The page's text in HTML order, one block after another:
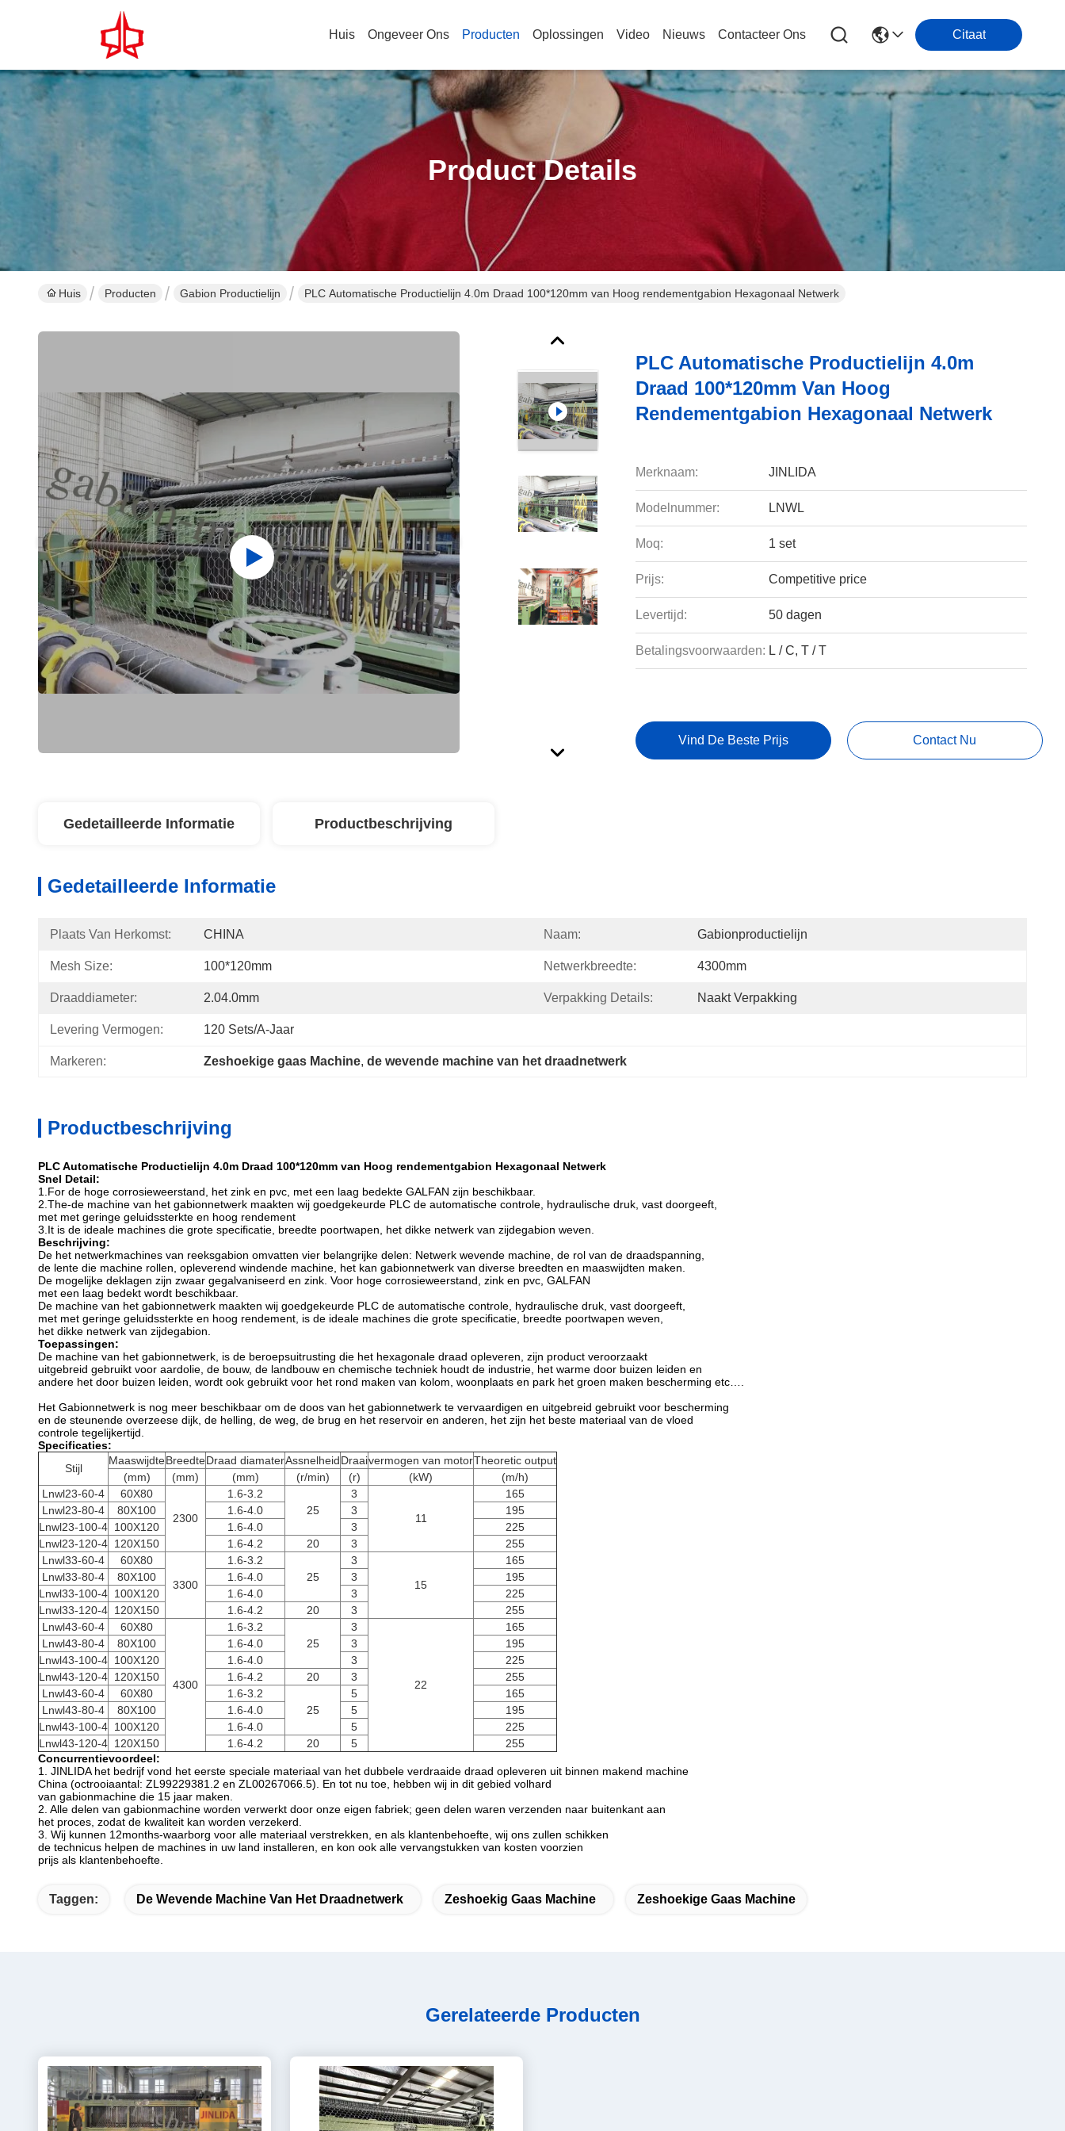
Huis Ongeveer Ons Producten Oplossingen Video Nieuws Contacteer Ons Citaat
Product Details
Huis Producten Gabion Productielijn PLC Automatische Productielijn 4.0m Draad 100*120mm van Hoog rendementgabion Hexagonaal Netwerk
PLC Automatische Productielijn 4.0m
Draad 100*120mm Van Hoog
Rendementgabion Hexagonaal Netwerk
Merknaam: JINLIDA
Modelnummer: LNWL
Moq: 1 set
Prijs: Competitive price
Levertijd: 50 dagen
Betalingsvoorwaarden: L / C, T / T
Vind De Beste Prijs Contact Nu
Gedetailleerde Informatie Productbeschrijving
Gedetailleerde Informatie
Plaats Van Herkomst: CHINA Naam: Gabionproductielijn
Mesh Size: 100*120mm Netwerkbreedte: 4300mm
Draaddiameter: 2.04.0mm Verpakking Details: Naakt Verpakking
Levering Vermogen: 120 Sets/a-Jaar
Markeren: Zeshoekige gaas Machine, de wevende machine van het draadnetwerk
Productbeschrijving
PLC Automatische Productielijn 4.0m Draad 100*120mm van Hoog rendementgabion Hexagonaal Netwerk
Snel Detail:
1.For de hoge corrosieweerstand, het zink en pvc, met een laag bedekte GALFAN zijn beschikbaar.
2.The-de machine van het gabionnetwerk maakten wij goedgekeurde PLC de automatische controle, hydraulische druk, vast doorgeeft,
met met geringe geluidssterkte en hoog rendement
3.It is de ideale machines die grote specificatie, breedte poortwapen, het dikke netwerk van zijdegabion weven.
Beschrijving:
De het netwerkmachines van reeksgabion omvatten vier belangrijke delen: Netwerk wevende machine, de rol van de draadspanning,
de lente die machine rollen, opleverend windende machine, het kan gabionnetwerk van diverse breedten en maaswijdten maken.
De mogelijke deklagen zijn zwaar gegalvaniseerd en zink. Voor hoge corrosieweerstand, zink en pvc, GALFAN
met een laag bedekt wordt beschikbaar.
De machine van het gabionnetwerk maakten wij goedgekeurde PLC de automatische controle, hydraulische druk, vast doorgeeft,
met met geringe geluidssterkte en hoog rendement, is de ideale machines die grote specificatie, breedte poortwapen weven,
het dikke netwerk van zijdegabion.
Toepassingen:
De machine van het gabionnetwerk, is de beroepsuitrusting die het hexagonale draad opleveren, zijn product veroorzaakt
uitgebreid gebruikt voor aardolie, de bouw, de landbouw en chemische techniek houdt de industrie, het warme door buizen leiden en
andere het door buizen leiden, wordt ook gebruikt voor het rond maken van kolom, woonplaats en park het groen maken bescherming etc….
Het Gabionnetwerk is nog meer beschikbaar om de doos van het gabionnetwerk te vervaardigen en uitgebreid gebruikt voor bescherming
en de steunende overzeese dijk, de helling, de weg, de brug en het reservoir en anderen, het zijn het beste materiaal van de vloed
controle tegelijkertijd.
Specificaties:
Stijl
MaaswijdteBreedteDraad diamaterAssnelheidDraaivermogen van motorTheoretic output
(mm)
(mm) (mm) (r/min) (r) (kW)
(m/h)
Lnwl23-60-4
60X80
2300
1.6-3.2
25
3
11
165
Lnwl23-80-4
80X100 1.6-4.0 3
195
Lnwl23-100-4 100X120 1.6-4.0 3
225
Lnwl23-120-4 120X150 1.6-4.2 20 3
255
Lnwl33-60-4
60X80
3300
1.6-3.2
25
3
15
165
Lnwl33-80-4
80X100 1.6-4.0 3
195
Lnwl33-100-4 100X120 1.6-4.0 3
225
Lnwl33-120-4 120X150 1.6-4.2 20 3
255
Lnwl43-60-4
60X80
4300
1.6-3.2
25
3
22
165
Lnwl43-80-4
80X100 1.6-4.0 3
195
Lnwl43-100-4 100X120 1.6-4.0 3
225
Lnwl43-120-4 120X150 1.6-4.2 20 3
255
Lnwl43-60-4
60X80
1.6-3.2
25
5
165
Lnwl43-80-4
80X100 1.6-4.0 5
195
Lnwl43-100-4 100X120 1.6-4.0 5
225
Lnwl43-120-4 120X150 1.6-4.2 20 5
255
Concurrentievoordeel:
1. JINLIDA het bedrijf vond het eerste speciale materiaal van het dubbele verdraaide draad opleveren uit binnen makend machine
China (octrooiaantal: ZL99229381.2 en ZL00267066.5). En tot nu toe, hebben wij in dit gebied volhard
van gabionmachine die 15 jaar maken.
2. Alle delen van gabionmachine worden verwerkt door onze eigen fabriek; geen delen waren verzenden naar buitenkant aan
het proces, zodat de kwaliteit kan worden verzekerd.
3. Wij kunnen 12months-waarborg voor alle materiaal verstrekken, en als klantenbehoefte, wij ons zullen schikken
de technicus helpen de machines in uw land installeren, en kon ook alle vervangstukken van kosten voorzien
prijs als klantenbehoefte.
Taggen: De Wevende Machine Van Het Draadnetwerk Zeshoekig Gaas Machine Zeshoekige Gaas Machine
Gerelateerde Producten